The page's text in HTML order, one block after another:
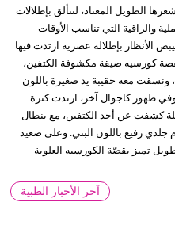
الطويل المعتاد، لتتألق بإطلالات
والراقية التي تناسب الأوقات
الأنظار بإطلالة عصرية ارتدت فيها
كورسيه ضيقة مكشوفة الكتفين،
ونسقت معه حقيبة يد صغيرة باللون
ظهور كاجوال آخر، ارتدت كنزة
كشفت عن أحد الكتفين، مع بنطال
رفيع باللون البني. وعلى صعيد
تميز بقصّة الكورسيه العلوية
آخر الأخبار الطبية